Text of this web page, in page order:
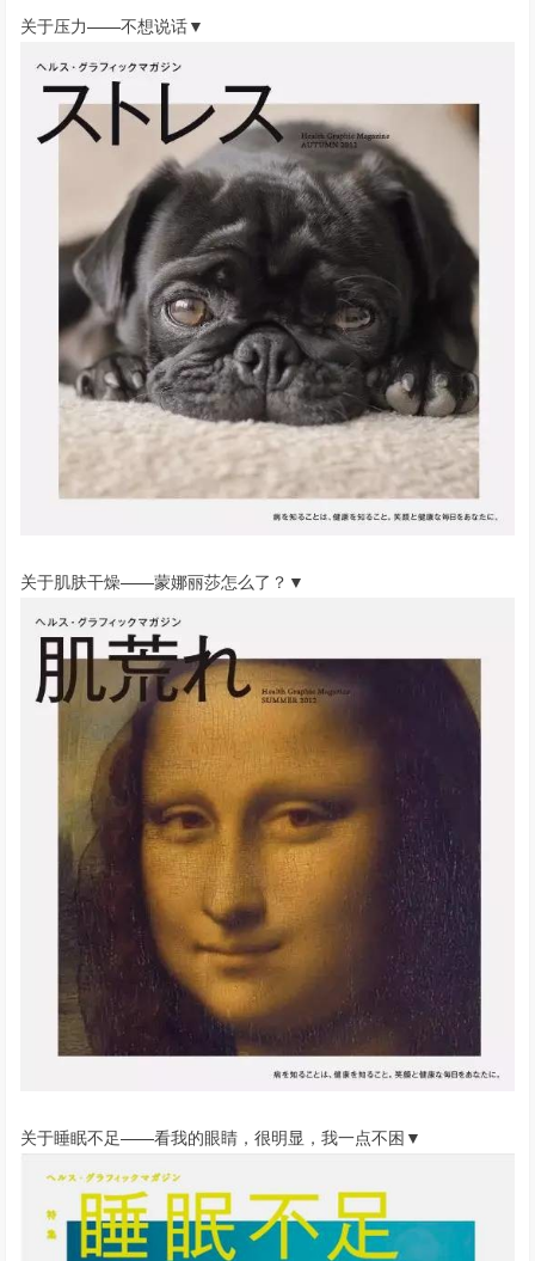
关于压力——不想说话▼
关于肌肤干燥——蒙娜丽莎怎么了？▼
关于睡眠不足——看我的眼睛，很明显，我一点不困▼